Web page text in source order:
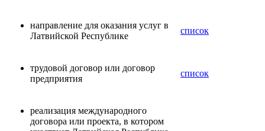
направление для оказания услуг в
Латвийской Республике
список
трудовой договор или договор
предприятия
список
реализация международного
договора или проекта, в котором